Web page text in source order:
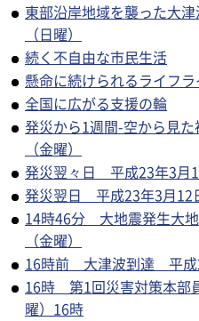
東部沿岸地域を襲った大
（日曜）
続く不自由な市民生活
懸命に続けられるライフ
全国に広がる支援の輪
発災から1週間-空から見
（金曜）
発災翌々日 平成23年3月
発災翌日 平成23年3月12
14時46分 大地震発生大
（金曜）
16時前 大津波到達 平成
16時 第1回災害対策本部
曜）16時